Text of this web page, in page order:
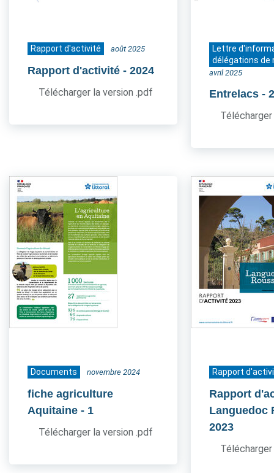
Rapport d'activité août 2025
Rapport d'activité - 2024
Télécharger la version .pdf
Lettre
délégations de
avril 2025
Entrelacs -
Documents novembre 2024
fiche agriculture
Aquitaine - 1
Télécharger la version .pdf
Rapport
Rapport
Languedoc
2023